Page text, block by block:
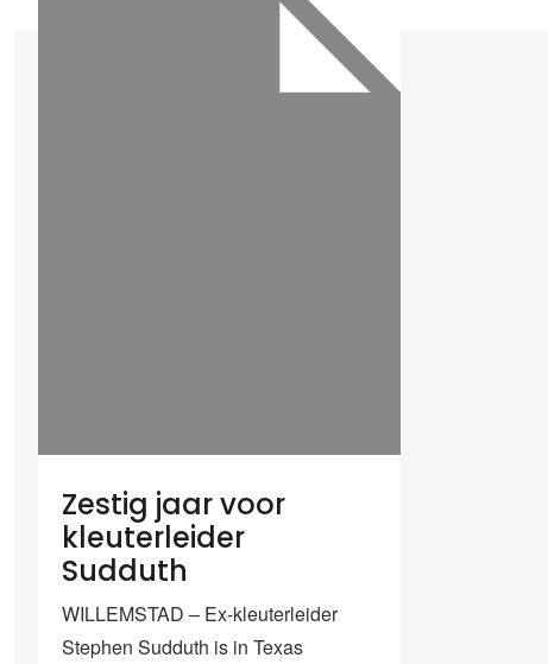
Zestig jaar voor
kleuterleider
Sudduth
WILLEMSTAD – Ex-kleuterleider
Stephen Sudduth is in Texas